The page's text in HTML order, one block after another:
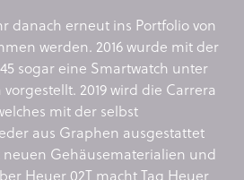
danach erneut ins Portfolio von
werden. 2016 wurde mit der
sogar eine Smartwatch unter
2019 wird die Carrera
mit der selbst
aus Graphen ausgestattet
Gehäusematerialien und
Heuer 02T macht Tag Heuer